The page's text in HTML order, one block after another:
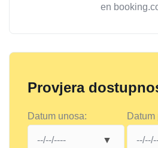
en
Provjera
Datum unosa: Datum